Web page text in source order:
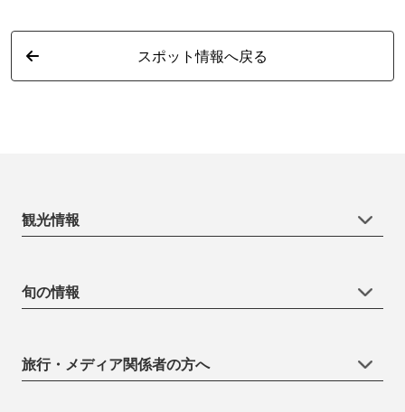
スポット情報へ戻る
観光情報
旬の情報
旅行・メディア関係者の方へ